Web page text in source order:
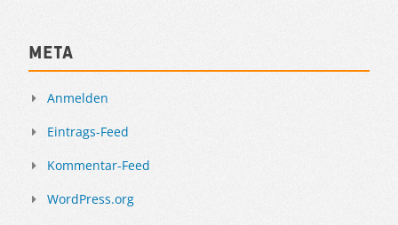
Meta
Anmelden
Eintrags-Feed
Kommentar-Feed
WordPress.org